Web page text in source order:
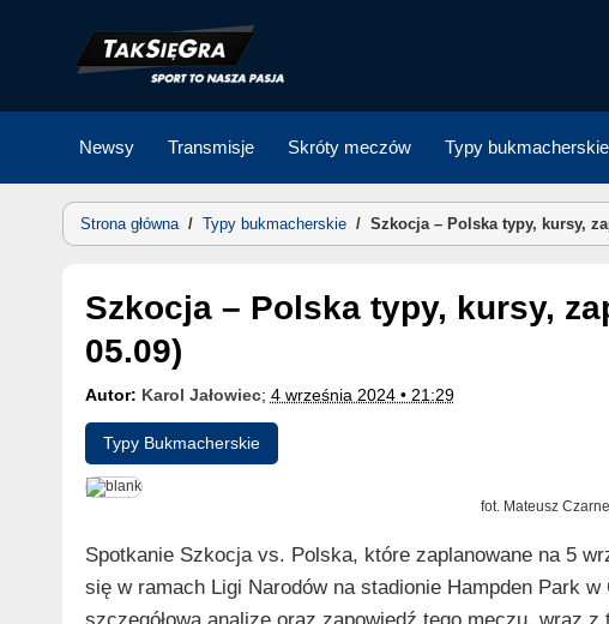
Newsy Transmisje Skróty meczów Typy bukmacherskie
Strona główna/ Typy bukmacherskie / Szkocja – Polska typy, kursy,
Szkocja – Polska typy, kursy, zapowiedź (Liga Narodów,
05.09)
Autor: Karol Jałowiec; 4 września 2024 • 21:29
Typy Bukmacherskie
fot. Mateusz
Spotkanie Szkocja vs. Polska, które zaplanowane na 5
się w ramach Ligi Narodów na stadionie Hampden Park
szczegółową analizę oraz zapowiedź tego meczu, wraz